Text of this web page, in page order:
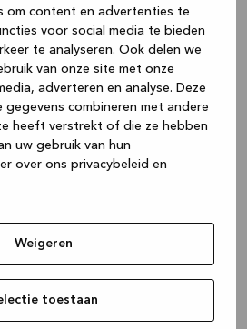
om content en advertenties te
voor social media te bieden
te analyseren. Ook delen we
van onze site met onze
adverteren en analyse. Deze
gegevens combineren met andere
heeft verstrekt of die ze hebben
uw gebruik van hun
over ons privacybeleid en
Weigeren
toestaan
(see the browser console for more
information).